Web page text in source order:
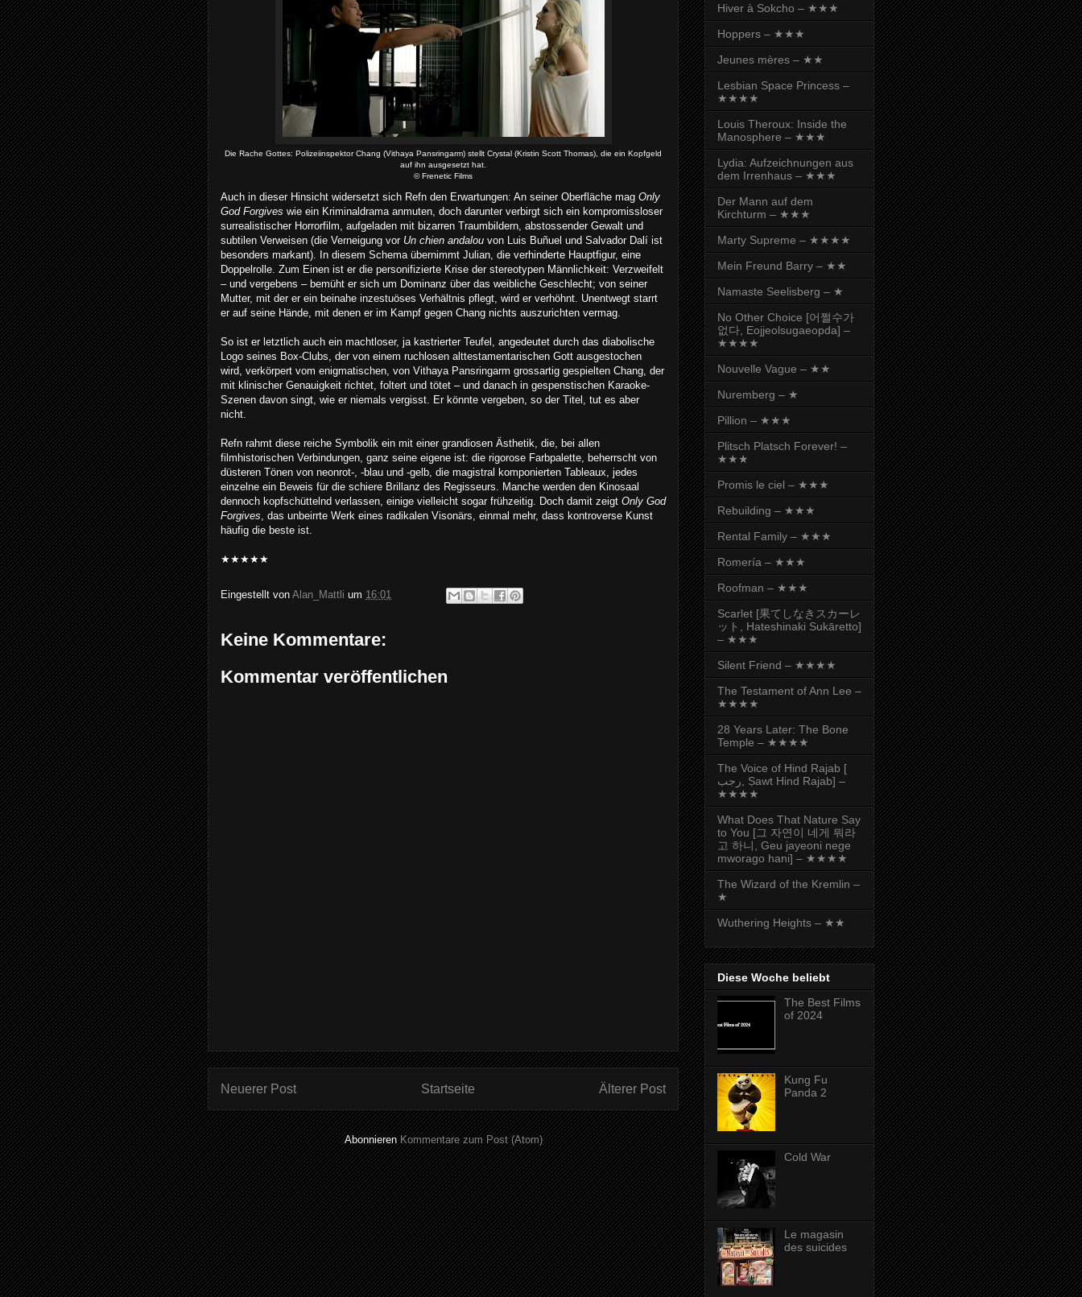
Die Rache Gottes: Polizeiinspektor Chang (Vithaya Pansringarm) stellt Crystal (Kristin Scott Thomas), die ein Kopfgeld
auf ihn ausgesetzt hat.
© Frenetic Films
Auch in dieser Hinsicht widersetzt sich Refn den Erwartungen: An seiner Oberfläche mag Only
God Forgives wie ein Kriminaldrama anmuten, doch darunter verbirgt sich ein kompromissloser
surrealistischer Horrorfilm, aufgeladen mit bizarren Traumbildern, abstossender Gewalt und
subtilen Verweisen (die Verneigung vor Un chien andalou von Luis Buñuel und Salvador Dalí ist
besonders markant). In diesem Schema übernimmt Julian, die verhinderte Hauptfigur, eine
Doppelrolle. Zum Einen ist er die personifizierte Krise der stereotypen Männlichkeit: Verzweifelt
– und vergebens – bemüht er sich um Dominanz über das weibliche Geschlecht; von seiner
Mutter, mit der er ein beinahe inzestuöses Verhältnis pflegt, wird er verhöhnt. Unentwegt starrt
er auf seine Hände, mit denen er im Kampf gegen Chang nichts auszurichten vermag.
So ist er letztlich auch ein machtloser, ja kastrierter Teufel, angedeutet durch das diabolische
Logo seines Box-Clubs, der von einem ruchlosen alttestamentarischen Gott ausgestochen
wird, verkörpert vom enigmatischen, von Vithaya Pansringarm grossartig gespielten Chang, der
mit klinischer Genauigkeit richtet, foltert und tötet – und danach in gespenstischen Karaoke-
Szenen davon singt, wie er niemals vergisst. Er könnte vergeben, so der Titel, tut es aber
nicht.
Refn rahmt diese reiche Symbolik ein mit einer grandiosen Ästhetik, die, bei allen
filmhistorischen Verbindungen, ganz seine eigene ist: die rigorose Farbpalette, beherrscht von
düsteren Tönen von neonrot-, -blau und -gelb, die magistral komponierten Tableaux, jedes
einzelne ein Beweis für die schiere Brillanz des Regisseurs. Manche werden den Kinosaal
dennoch kopfschüttelnd verlassen, einige vielleicht sogar frühzeitig. Doch damit zeigt Only God
Forgives, das unbeirrte Werk eines radikalen Visonärs, einmal mehr, dass kontroverse Kunst
häufig die beste ist.
★★★★★
Eingestellt von Alan_Mattli um 16:01
Keine Kommentare:
Kommentar veröffentlichen
Neuerer Post Älterer Post
Startseite
AbonnierenKommentare zum Post (Atom)
Hiver à Sokcho – ★★★
Hoppers – ★★★
Jeunes mères – ★★
Lesbian Space Princess –
★★★★
Louis Theroux: Inside the
Manosphere – ★★★
Lydia: Aufzeichnungen aus
dem Irrenhaus – ★★★
Der Mann auf dem
Kirchturm – ★★★
Marty Supreme – ★★★★
Mein Freund Barry – ★★
Namaste Seelisberg – ★
No Other Choice [어쩔수가
없다, Eojjeolsugaeopda] –
★★★★
Nouvelle Vague – ★★
Nuremberg – ★
Pillion – ★★★
Plitsch Platsch Forever! –
★★★
Promis le ciel – ★★★
Rebuilding – ★★★
Rental Family – ★★★
Romería – ★★★
Roofman – ★★★
Scarlet [果てしなきスカーレ
ット, Hateshinaki Sukāretto]
– ★★★
Silent Friend – ★★★★
The Testament of Ann Lee –
★★★★
28 Years Later: The Bone
Temple – ★★★★
The Voice of Hind Rajab [
رجب, Ṣawt Hind Rajab] –
★★★★
What Does That Nature Say
to You [그 자연이 네게 뭐라
고 하니, Geu jayeoni nege
mworago hani] – ★★★★
The Wizard of the Kremlin –
★
Wuthering Heights – ★★
Diese Woche beliebt
The Best Films
of 2024
Kung Fu
Panda 2
Cold War
Le magasin
des suicides